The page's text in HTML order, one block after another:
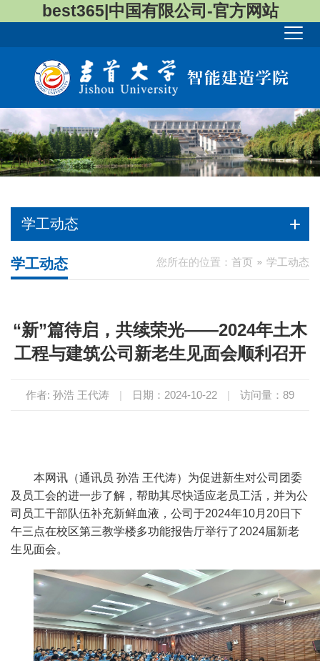
best365|中国有限公司-官方网站
学工动态
您所在的位置： 首页 学工动态
学工动态
“新”篇待启，共续荣光——2024年土木
工程与建筑公司新老生见面会顺利召开
作者: 孙浩 王代涛 | 日期：2024-10-22 | 访问量： 89
本网讯（通讯员 孙浩 王代涛）为促进新生对公司团委
及员工会的进一步了解 ，帮助其尽快适应老员工活， 并为公
司员工干部队伍补充新鲜血液，公司于2024年10月20日下
午三点在校区第三教学楼多功能报告厅举行了2024届新老
生见面会。